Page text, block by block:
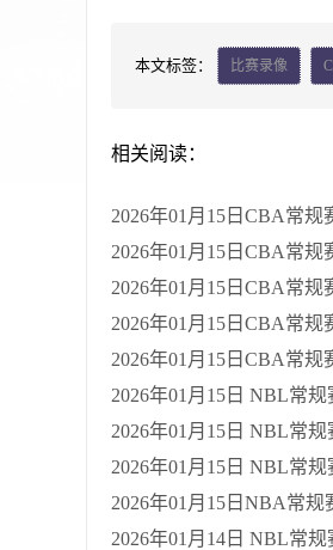
本文标签： 比赛录像
相关阅读：
2026年01月15日CBA常
2026年01月15日CBA常
2026年01月15日CBA常
2026年01月15日CBA常
2026年01月15日CBA常
2026年01月15日 NBL常
2026年01月15日 NBL常
2026年01月15日 NBL常
2026年01月15日NBA常
2026年01月14日 NBL常